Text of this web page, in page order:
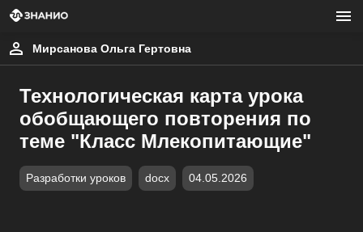
Мирсанова Ольга Гертовна
Технологическая карта урока
обобщающего повторения по
теме "Класс Млекопитающие"
Разработки уроков docx 04.05.2026